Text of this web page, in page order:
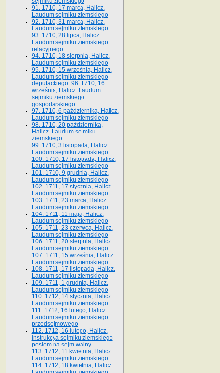
91. 1710, 17 marca, Halicz.
Laudum sejmiku ziemskiego
92. 1710, 31 marca, Halicz.
Laudum sejmiku ziemskiego
93. 1710, 28 lipca, Halicz.
Laudum sejmiku ziemskiego
relacyjnego
94. 1710, 18 sierpnia, Halicz.
Laudum sejmiku ziemskiego
95. 1710, 15 września, Halicz.
Laudum sejmiku ziemskiego
deputackiego. 96. 1710, 16
września, Halicz. Laudum
sejmiku ziemskiego
gospodarskiego
97. 1710, 6 października, Halicz.
Laudum sejmiku ziemskiego
98. 1710, 20 października,
Halicz. Laudum sejmiku
ziemskiego
99. 1710, 3 listopada, Halicz.
Laudum sejmiku ziemskiego
100. 1710, 17 listopada, Halicz.
Laudum sejmiku ziemskiego
101. 1710, 9 grudnia, Halicz.
Laudum sejmiku ziemskiego
102. 1711, 17 stycznia, Halicz.
Laudum sejmiku ziemskiego
103. 1711, 23 marca, Halicz.
Laudum sejmiku ziemskiego
104. 1711, 11 maja, Halicz.
Laudum sejmiku ziemskiego
105. 1711, 23 czerwca, Halicz.
Laudum sejmiku ziemskiego
106. 1711, 20 sierpnia, Halicz.
Laudum sejmiku ziemskiego
107. 1711, 15 września, Halicz.
Laudum sejmiku ziemskiego
108. 1711, 17 listopada, Halicz.
Laudum sejmiku ziemskiego
109. 1711, 1 grudnia, Halicz.
Laudum sejmiku ziemskiego
110. 1712, 14 stycznia, Halicz.
Laudum sejmiku ziemskiego
111. 1712, 16 lutego, Halicz.
Laudum sejmiku ziemskiego
przedsejmowego
112. 1712, 16 lutego, Halicz.
Instrukcya sejmiku ziemskiego
posłom na sejm walny
113. 1712, 11 kwietnia, Halicz.
Laudum sejmiku ziemskiego
114. 1712, 18 kwietnia, Halicz.